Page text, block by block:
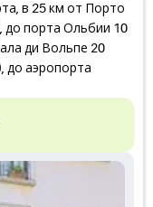
в 25 км от Порто
до порта Ольбии 10
ди Вольпе 20
до аэропорта